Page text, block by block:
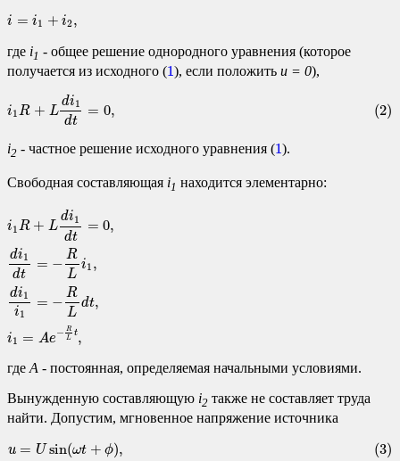
i = i1 + i2,
i1 i ,
где i1 - общее решение однородного уравнения (которое
получается из исходного (11), если положить u = 0),
i1R + L
di1
dt
= 0, (2)
i2 - частное решение исходного уравнения (11).
Свободная составляющая i1 находится элементарно:
i1R + L
di1
dt
= 0,
di1
dt
= − R
L
i1 ,
di1
i1
= − R
L
dt,
i1 = Ae− R
L t,
R+
где A - постоянная, определяемая начальными условиями.
Вынужденную составляющую i2 также не составляет труда
найти. Допустим, мгновенное напряжение источника
u = U sin(ωt + ϕ), (3)